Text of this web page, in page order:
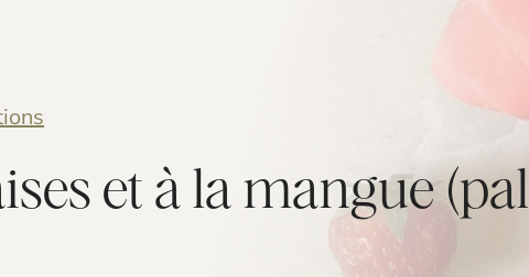
et à la mangue